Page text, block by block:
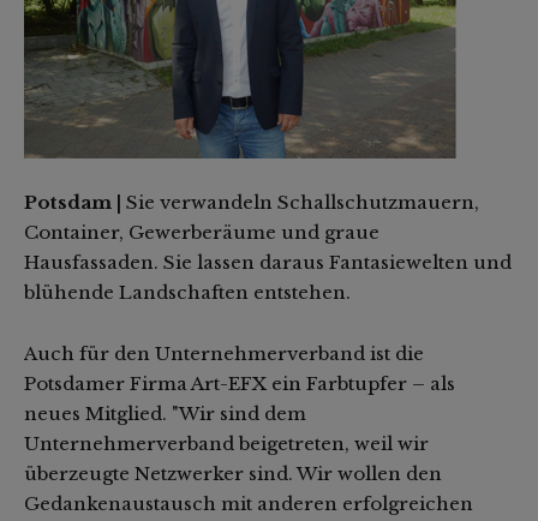
Potsdam |
Sie verwandeln Schallschutzmauern,
Container, Gewerberäume und graue
Hausfassaden. Sie lassen daraus Fantasiewelten und
blühende Landschaften entstehen.
Auch für den Unternehmerverband ist die
Potsdamer Firma Art-EFX ein Farbtupfer – als
neues Mitglied. "Wir sind dem
Unternehmerverband beigetreten, weil wir
überzeugte Netzwerker sind. Wir wollen den
Gedankenaustausch mit anderen erfolgreichen